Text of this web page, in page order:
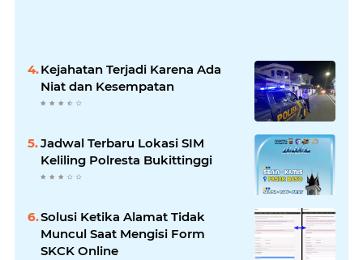
Kejahatan Terjadi Karena Ada
Niat dan Kesempatan
Jadwal Terbaru Lokasi SIM
Keliling Polresta Bukittinggi
Solusi Ketika Alamat Tidak
Muncul Saat Mengisi Form
SKCK Online